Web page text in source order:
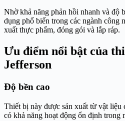
Nhờ khả năng phản hồi nhanh và độ
dụng phổ biến trong các ngành công
xuất thực phẩm, đóng gói và lắp ráp.
Ưu điểm nổi bật của
Jefferson
Độ bền cao
Thiết bị này được sản xuất từ vật liệu
có khả năng hoạt động ổn định trong